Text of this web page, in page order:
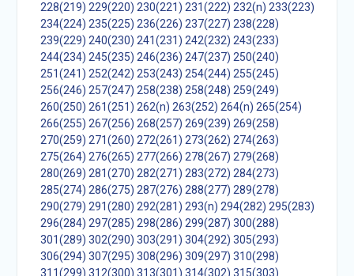
228(219) 229(220) 230(221) 231(222) 232(n) 233(223)
234(224) 235(225) 236(226) 237(227) 238(228)
239(229) 240(230) 241(231) 242(232) 243(233)
244(234) 245(235) 246(236) 247(237) 250(240)
251(241) 252(242) 253(243) 254(244) 255(245)
256(246) 257(247) 258(238) 258(248) 259(249)
260(250) 261(251) 262(n) 263(252) 264(n) 265(254)
266(255) 267(256) 268(257) 269(239) 269(258)
270(259) 271(260) 272(261) 273(262) 274(263)
275(264) 276(265) 277(266) 278(267) 279(268)
280(269) 281(270) 282(271) 283(272) 284(273)
285(274) 286(275) 287(276) 288(277) 289(278)
290(279) 291(280) 292(281) 293(n) 294(282) 295(283)
296(284) 297(285) 298(286) 299(287) 300(288)
301(289) 302(290) 303(291) 304(292) 305(293)
306(294) 307(295) 308(296) 309(297) 310(298)
311(299) 312(300) 313(301) 314(302) 315(303)